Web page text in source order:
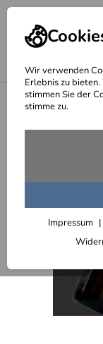
Wir verwenden
Erlebnis zu
stimmen Sie der
stimme zu.
Impressum
Flaschenkühler,